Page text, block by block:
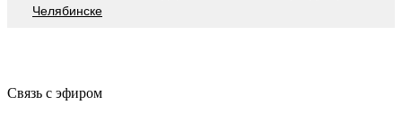
Челябинске
Связь с эфиром